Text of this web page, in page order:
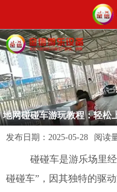
地网碰碰车游玩教程：轻松
发布日期： 2025-05-28 阅读
碰碰车是游乐场里
碰碰车”，因其独特的驱